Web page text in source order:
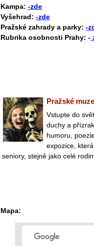
Kampa: -zde
Vyšehrad: -zde
Pražské zahrady a parky: -
Rubrika osobnosti Prahy: -
Pražské
Vstupte do
duchy a
humoru,
expozice,
seniory, stejně jako celé
Mapa: